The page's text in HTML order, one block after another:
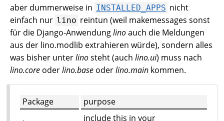
aber dummerweise in INSTALLED_APPS nicht
einfach nur lino reintun (weil makemessages sonst
für die Django-Anwendunglinoauch die Meldungen
aus der lino.modlib extrahieren würde), sondern alles
was bisher unterlinosteht (auch lino.ui) muss nach
lino.core oderlino.base oderlino.main kommen.
Package purpose
include this in your